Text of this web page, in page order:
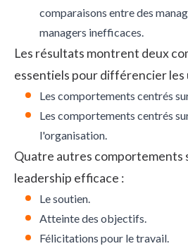
comparaisons entre des
managers inefficaces.
Les résultats montrent deux
essentiels pour différencier les
Les comportements centrés
Les comportements centrés
l'organisation.
Quatre autres comportements
leadership efficace :
Le soutien.
Atteinte des objectifs.
Félicitations pour le travail.